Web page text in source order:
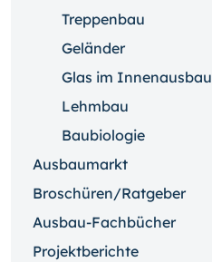
Treppenbau
Geländer
Glas im Innenausbau
Lehmbau
Baubiologie
Ausbaumarkt
Broschüren/Ratgeber
Ausbau-Fachbücher
Projektberichte